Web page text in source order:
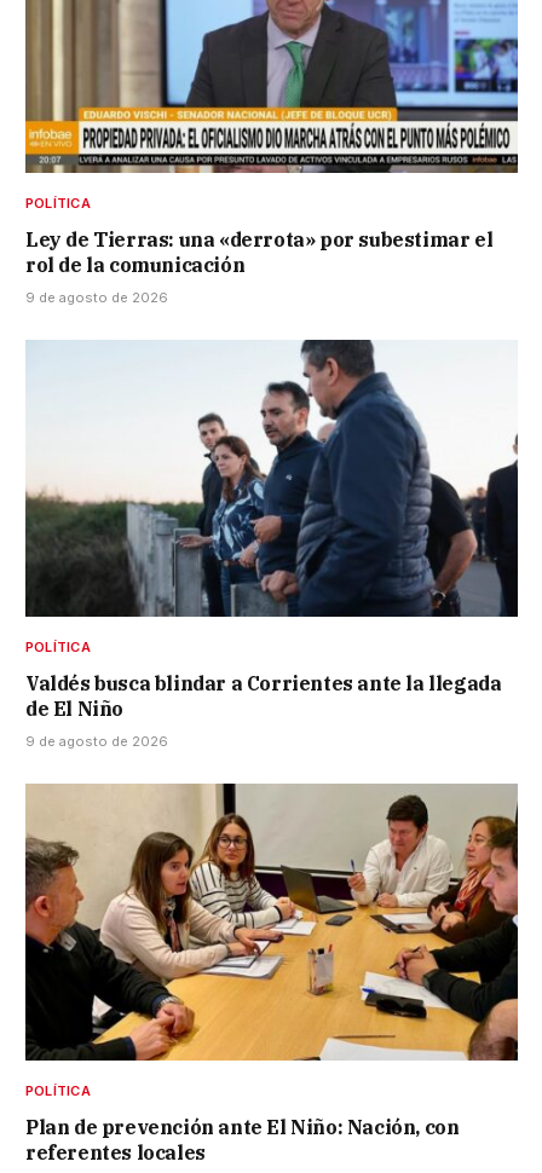
POLÍTICA
Ley de Tierras: una «derrota» por subestimar el
rol de la comunicación
9 de agosto de 2026
POLÍTICA
Valdés busca blindar a Corrientes ante la llegada
de El Niño
9 de agosto de 2026
POLÍTICA
Plan de prevención ante El Niño: Nación, con
referentes locales